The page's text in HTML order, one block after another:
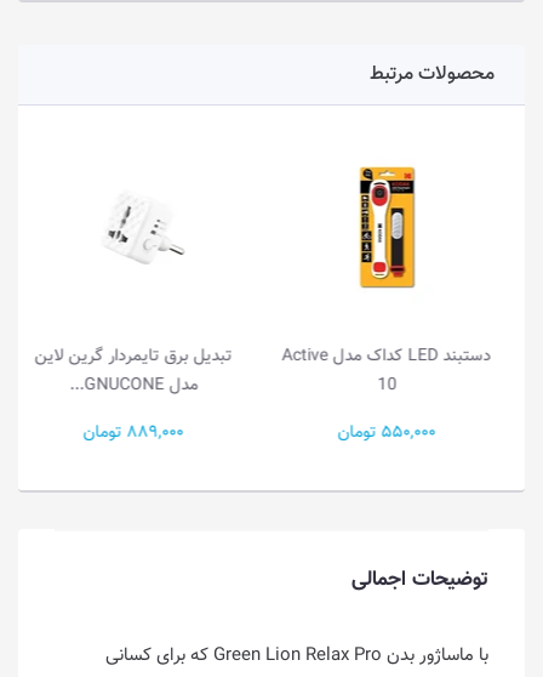
محصولات مرتبط
دستبند LED کداک مدل Active
10
550,000 تومان
تبدیل برق تایمردار گرین لاین
مدل GNUCONE...
889,000 تومان
توضیحات اجمالی
با ماساژور بدن Green Lion Relax Pro که برای کسانی